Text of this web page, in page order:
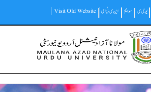
یو جی سی سوایم این سی ٹی ای Visit Old Website